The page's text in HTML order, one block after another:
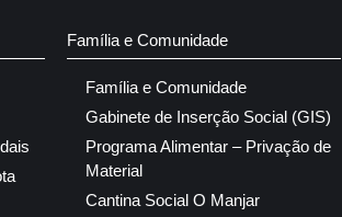
Família e Comunidade
Família e Comunidade
Gabinete de Inserção Social (GIS)
Programa Alimentar – Privação de
Material
Cantina Social O Manjar